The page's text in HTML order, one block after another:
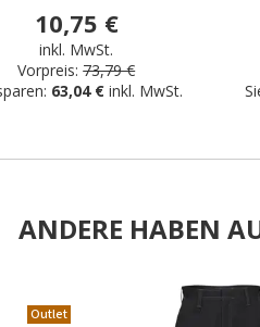
10,75 €
inkl. MwSt.
Vorpreis: 73,79 €
63,04 € inkl. MwSt.
ANDERE HABEN
Outlet